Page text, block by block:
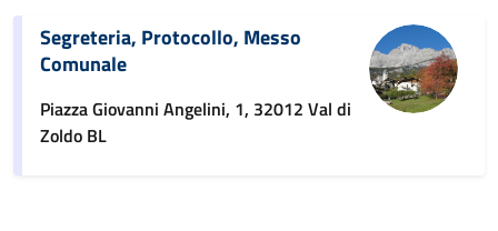
Segreteria, Protocollo, Messo
Comunale
Piazza Giovanni Angelini, 1, 32012 Val di
Zoldo BL